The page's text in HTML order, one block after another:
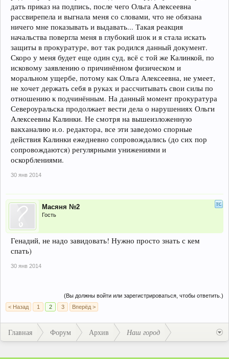
дать приказ на подпись, после чего Ольга Алексеевна
рассвирепела и выгнала меня со словами, что не обязана
ничего мне показывать и выдавать... Такая реакция
начальства повергла меня в глубокий шок и я стала искать
защиты в прокуратуре, вот так родился данный документ.
Скоро у меня будет еще один суд, всё с той же Калинкой, по
исковому заявлению о причинённом физическом и
моральном ущербе, потому как Ольга Алексеевна, не умеет,
не хочет держать себя в руках и рассчитывать свои силы по
отношению к подчинённым. На данный момент прокуратура
Североуральска продолжает вести дела о нарушениях Ольги
Алексеевны Калинки. Не смотря на вышеизложенную
вакханалию и.о. редактора, все эти заведомо спорные
действия Калинки ежедневно сопровождались (до сих пор
сопровождаются) регулярными унижениями и
оскорблениями.
30 янв 2014
Масяня №2
Гость
Генадий, не надо завидовать! Нужно просто знать с кем
спать)
30 янв 2014
(Вы должны войти или зарегистрироваться, чтобы ответить.)
< Назад
1 2 3 Вперёд >
Главная Форум Архив Наш город